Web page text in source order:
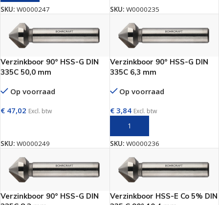
SKU: W0000247 SKU: W0000235
Verzinkboor 90° HSS-G DIN
335C 50,0 mm
Op voorraad
€ 47,02 Excl. btw
SKU: W0000249
Verzinkboor 90° HSS-G DIN
335C 6,3 mm
Op voorraad
€3,84 Excl. btw
SKU: W0000236
Verzinkboor 90° HSS-G DIN
Verzinkboor HSS-E Co 5% DIN